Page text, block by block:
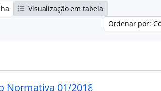
Visualização em tabela
Ordenar por:
Normativa 01/2018